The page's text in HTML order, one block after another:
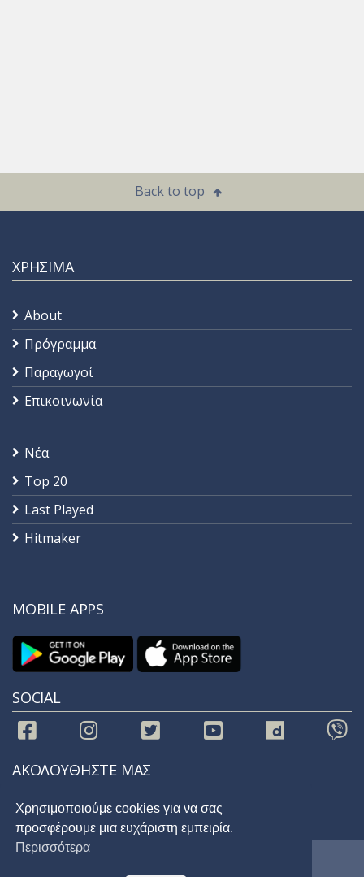
Back to top
ΧΡΗΣΙΜΑ
About
Πρόγραμμα
Παραγωγοί
Επικοινωνία
Νέα
Top 20
Last Played
Hitmaker
MOBILE APPS
SOCIAL
ΑΚΟΛΟΥΘΗΣΤΕ ΜΑΣ
Χρησιμοποιούμε cookies για να σας
προσφέρουμε μια ευχάριστη εμπειρία.
Περισσότερα